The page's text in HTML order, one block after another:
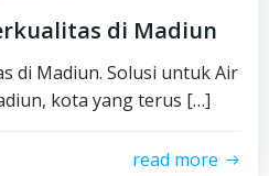
di Madiun
di Madiun. Solusi untuk Air
kota yang terus […]
read more